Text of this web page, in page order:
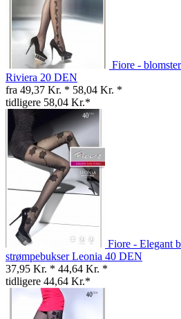
Fiore -
Riviera 20 DEN
fra 49,37 Kr. * 58,04 Kr. *
tidligere 58,04 Kr.*
Fiore - Elegant
strømpebukser Leonia 40 DEN
37,95 Kr. * 44,64 Kr. *
tidligere 44,64 Kr.*